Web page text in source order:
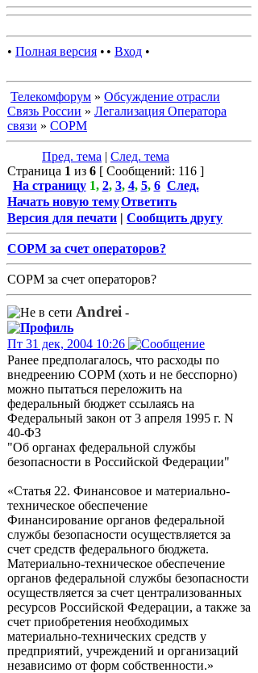
• Полная версия • • Вход •
Телекомфорум » Обсуждение отрасли
Связь России » Легализация Оператора
связи » СОРМ
Пред. тема | След. тема
Страница 1 из 6 [ Сообщений: 116 ]
На страницу 1, 2, 3, 4, 5, 6 След.
Начать новую темуОтветить
Версия для печати | Сообщить другу
СОРМ за счет операторов?
СОРМ за счет операторов?
Andrei -
Пт 31 дек, 2004 10:26
Ранее предполагалось, что расходы по
внедреению СОРМ (хоть и не бесспорно)
можно пытаться переложить на
федеральный бюджет ссылаясь на
Федеральный закон от 3 апреля 1995 г. N
40-ФЗ
"Об органах федеральной службы
безопасности в Российской Федерации"
«Статья 22. Финансовое и материально-
техническое обеспечение
Финансирование органов федеральной
службы безопасности осуществляется за
счет средств федерального бюджета.
Материально-техническое обеспечение
органов федеральной службы безопасности
осуществляется за счет централизованных
ресурсов Российской Федерации, а также за
счет приобретения необходимых
материально-технических средств у
предприятий, учреждений и организаций
независимо от форм собственности.»